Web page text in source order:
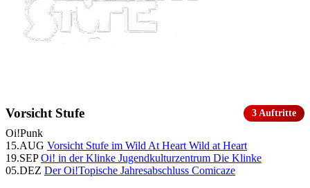
Vorsicht Stufe 3 Auftritte
Oi!Punk
15.AUG Vorsicht Stufe im Wild At Heart Wild at Heart
19.SEP Oi! in der Klinke Jugendkulturzentrum Die Klinke
05.DEZ Der Oi!Topische Jahresabschluss Comicaze